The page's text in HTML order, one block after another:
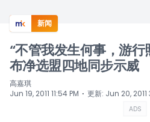
新闻
“不管我发生何事，游
布净选盟四地同步示威
高嘉琪
Jun 19, 2011 11:54 PM ⋅ 更新: Jun 20, 2011
ADS